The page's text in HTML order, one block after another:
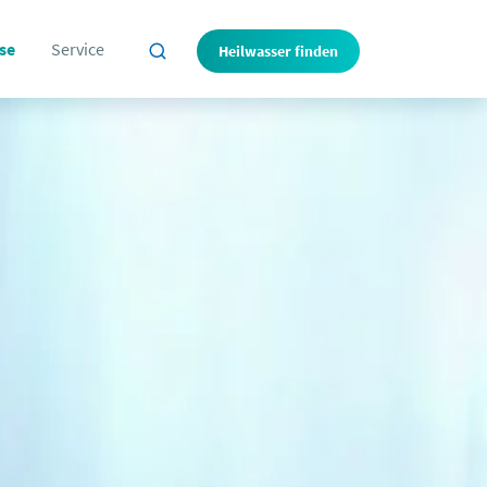
Service Heilwasser finden